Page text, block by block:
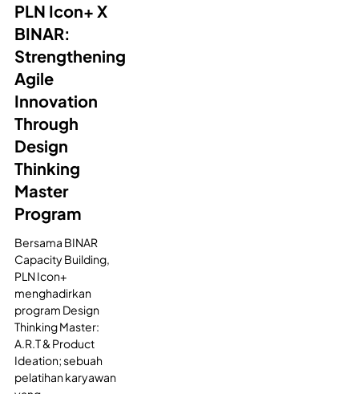
PLN Icon+ X
BINAR:
Strengthening
Agile
Innovation
Through
Design
Thinking
Master
Program
Bersama BINAR
Capacity Building,
PLN Icon+
menghadirkan
program Design
Thinking Master:
A.R.T & Product
Ideation; sebuah
pelatihan karyawan